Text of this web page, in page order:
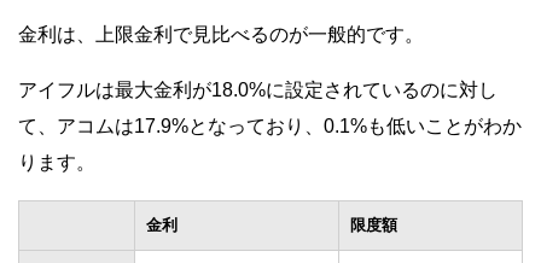
金利は、上限金利で見比べるのが一般的です。
アイフルは最大金利が18.0%に設定されているのに対し
て、アコムは17.9%となっており、0.1%も低いことがわか
ります。
金利 限度額